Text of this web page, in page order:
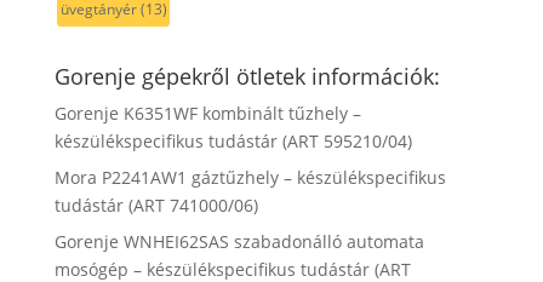
üvegtányér(13)
Gorenje gépekről ötletek információk:
Gorenje K6351WF kombinált tűzhely –
készülékspecifikus tudástár (ART 595210/04)
Mora P2241AW1 gáztűzhely – készülékspecifikus
tudástár (ART 741000/06)
Gorenje WNHEI62SAS szabadonálló automata
mosógép – készülékspecifikus tudástár (ART